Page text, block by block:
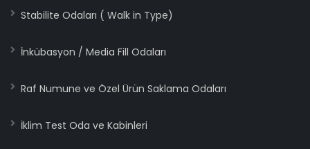
Stabilite Odaları ( Walk in Type)
İnkübasyon / Media Fill Odaları
Raf Numune ve Özel Ürün Saklama Odaları
İklim Test Oda ve Kabinleri